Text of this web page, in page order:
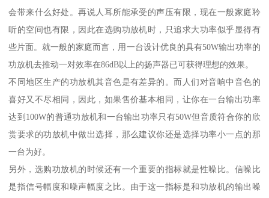
会带来什么好处。再说人耳所能承受的声压有限，现在一般家庭聆
听的空间也有限，因此在选购功放机时，只追求大功率似乎显得有
些片面。就一般的家庭而言，用一台设计优良的具有50W输出功率的
功放机去推动一对效率在86dB以上的扬声器已可获得理想的效果。
不同地区生产的功放机其音色是有差异的。而人们对音响中音色的
喜好又不尽相同，因此，如果售价基本相同，让你在一台输出功率
达到100W的普通功放机和一台输出功率只有50W但音质符合你的欣
赏要求的功放机中做出选择，那么建议你还是选择功率小一点的那
一台为好。
另外，选购功放机的时候还有一个重要的指标就是性噪比。信噪比
是指信号幅度和噪声幅度之比。由于这一指标是和功放机的输出噪